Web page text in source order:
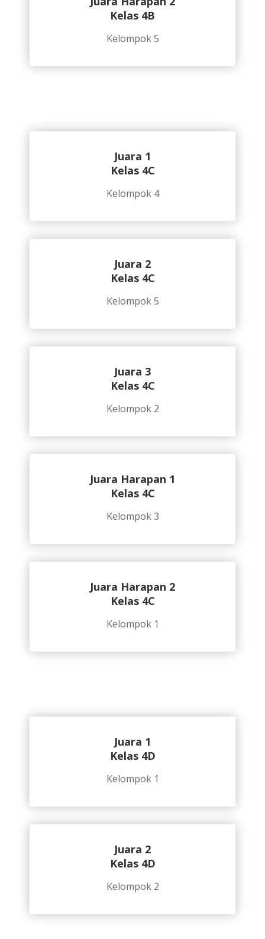
Kelas 4B
Kelompok 5
Juara 1
Kelas 4C
Kelompok 4
Juara 2
Kelas 4C
Kelompok 5
Juara 3
Kelas 4C
Kelompok 2
Juara Harapan 1
Kelas 4C
Kelompok 3
Juara Harapan 2
Kelas 4C
Kelompok 1
Juara 1
Kelas 4D
Kelompok 1
Juara 2
Kelas 4D
Kelompok 2